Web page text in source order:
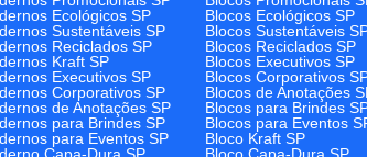
Ecológicos SP Blocos Ecológicos SP
Sustentáveis SP Blocos Sustentáveis
Reciclados SP Blocos Reciclados SP
Kraft SP Blocos Executivos SP
Executivos SP Blocos Corporativos
Corporativos SP Blocos de Anotações
de Anotações SP Blocos para Brindes
para Brindes SP Blocos para Eventos
para Eventos SP Bloco Kraft SP